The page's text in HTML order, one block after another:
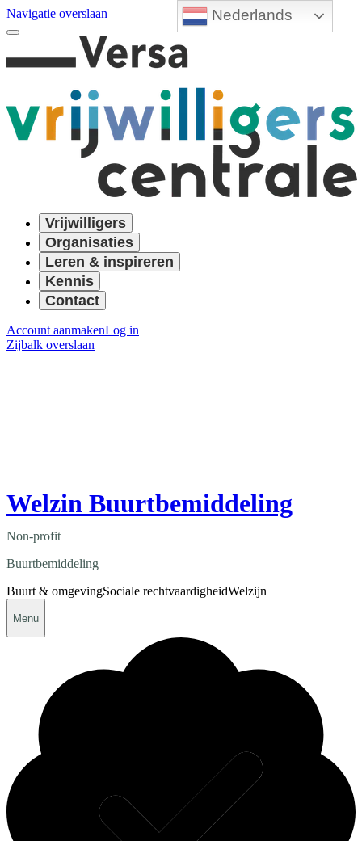
Nederlands
Navigatie overslaan
Vrijwilligers
Organisaties
Leren & inspireren
Kennis
Contact
Account aanmakenLog in
Zijbalk overslaan
Welzin Buurtbemiddeling
Non-profit
Buurtbemiddeling
Buurt & omgevingSociale rechtvaardigheidWelzijn
Menu